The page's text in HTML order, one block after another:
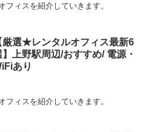
フィスを紹介していきます。
厳選★レンタルオフィス最新6
】上野駅周辺/おすすめ/ 電源・
あり
フィスを紹介していきます。